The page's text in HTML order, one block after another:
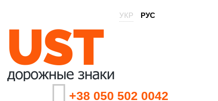
РУС
УКР
+38 050 502 0042